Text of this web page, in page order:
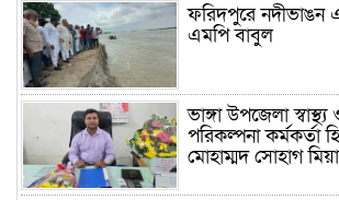
ফরিদপুরে নদীভাঙন
এমপি বাবুল
ভাঙ্গা উপজেলা
পরিকল্পনা কর্মকর্তা
মোহাম্মদ সোহাগ